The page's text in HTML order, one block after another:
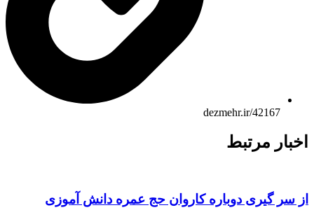
dezmehr.ir/42167
مرتبط
سر گیری دوباره کاروان حج عمره دانش آموزی